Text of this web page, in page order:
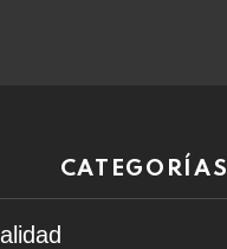
CATEGORÍAS